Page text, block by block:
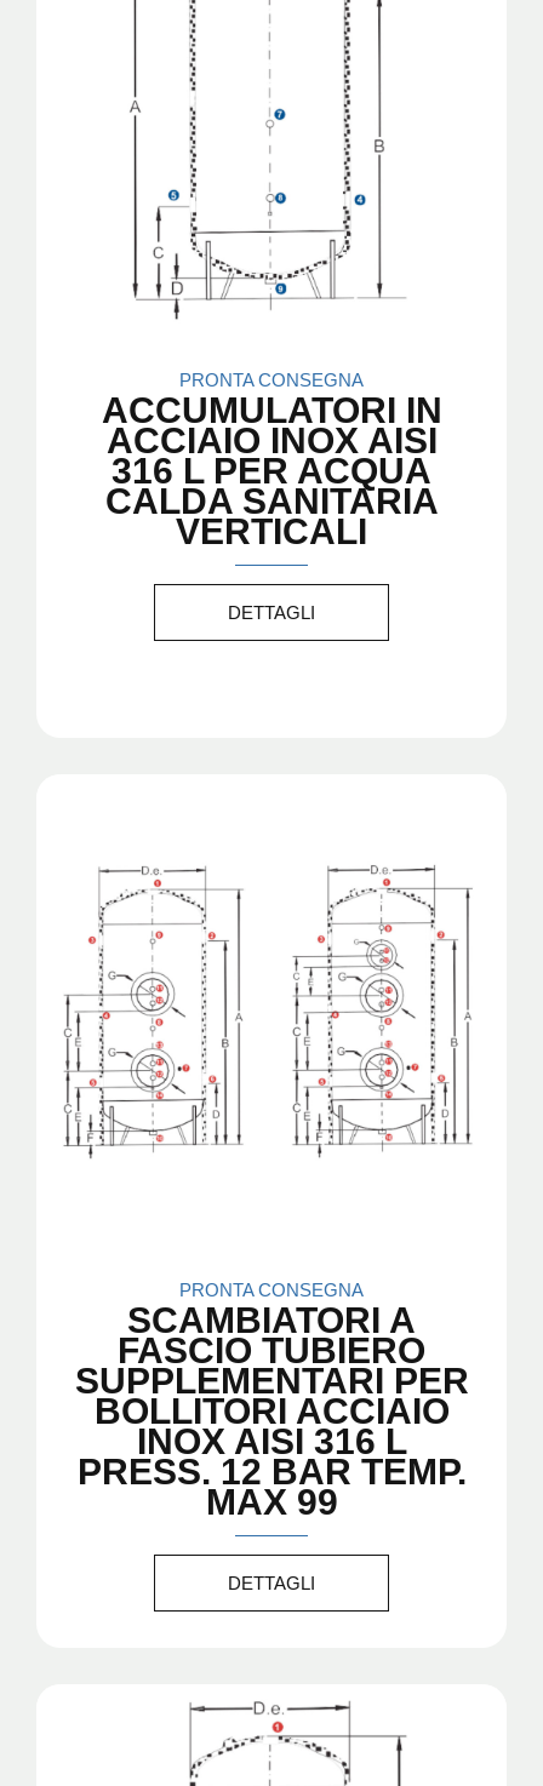
PRONTA CONSEGNA
ACCUMULATORI IN
ACCIAIO INOX AISI
316 L PER ACQUA
CALDA SANITARIA
VERTICALI
DETTAGLI
PRONTA CONSEGNA
SCAMBIATORI A
FASCIO TUBIERO
SUPPLEMENTARI PER
BOLLITORI ACCIAIO
INOX AISI 316 L
PRESS. 12 BAR TEMP.
MAX 99
DETTAGLI